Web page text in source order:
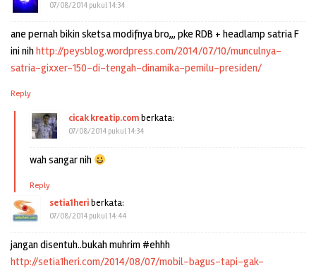
07/08/2014 pukul 14:34
ane pernah bikin sketsa modifnya bro,,, pke RDB + headlamp satria F
ini nih http://peysblog.wordpress.com/2014/07/10/munculnya-
satria-gixxer-150-di-tengah-dinamika-pemilu-presiden/
Reply
cicak kreatip.comberkata:
07/08/2014 pukul 14:34
wah sangar nih
Reply
setia1heriberkata:
07/08/2014 pukul 14:44
jangan disentuh..bukah muhrim #ehhh
http://setia1heri.com/2014/08/07/mobil-bagus-tapi-gak-